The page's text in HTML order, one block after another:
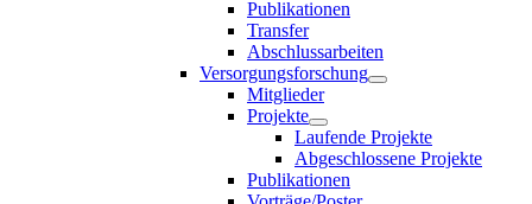
Publikationen
Transfer
Abschlussarbeiten
Versorgungsforschung
Mitglieder
Projekte
Laufende Projekte
Abgeschlossene Projekte
Publikationen